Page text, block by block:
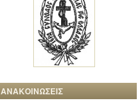
ΑΝΑΚΟΙΝΩΣΕΙΣ